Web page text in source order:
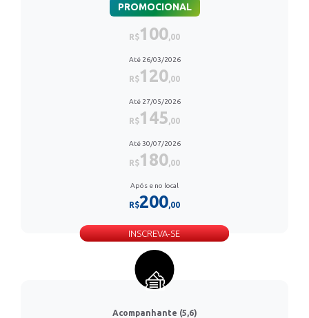
PROMOCIONAL
R$100,00
Até 26/03/2026
R$120,00
Até 27/05/2026
R$145,00
Até 30/07/2026
R$180,00
Após e no local
R$200,00
INSCREVA-SE
Acompanhante (5,6)